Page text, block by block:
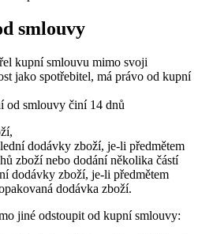
smlouvy
kupní smlouvu mimo svoji
jako spotřebitel, má právo od kupní
od smlouvy činí 14 dnů
dodávky zboží, je-li předmětem
zboží nebo dodání několika částí
dodávky zboží, je-li předmětem
dodávka zboží.
jiné odstoupit od kupní smlouvy: